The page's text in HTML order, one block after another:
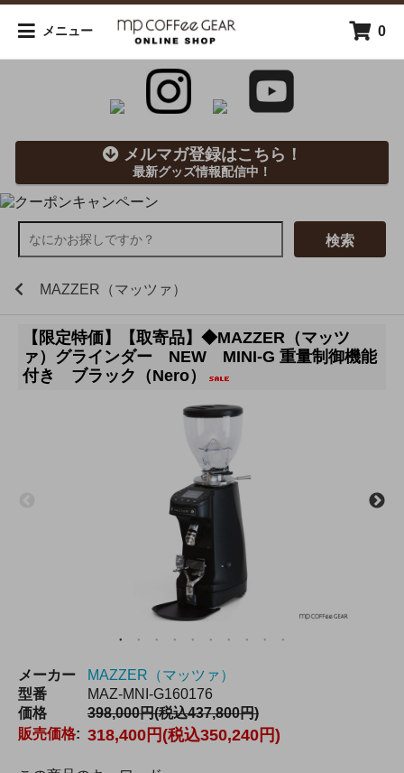
メニュー 0
メルマガ登録はこちら！
最新グッズ情報配信中！
検索
MAZZER（マッツァ）
【限定特価】【取寄品】◆MAZZER（マッツ
ァ）グラインダー NEW MINI-G 重量制御機能
付き ブラック（Nero）
メーカー
MAZZER（マッツァ）
型番
MAZ-MNI-G160176
価格
398,000円(税込437,800円)
販売価格: 318,400円(税込350,240円)